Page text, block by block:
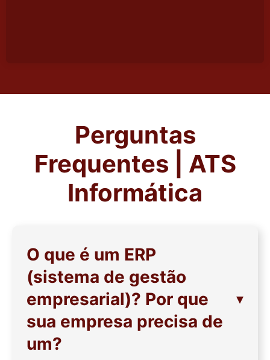
Perguntas
Frequentes | ATS
Informática
O que é um ERP
(sistema de gestão
empresarial)? Por que
sua empresa precisa de
um?